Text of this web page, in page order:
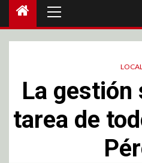
LOCAL
La gestión
tarea de